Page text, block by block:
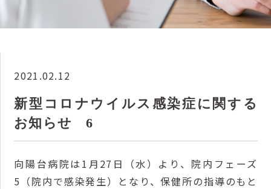
2021.02.12
新型コロナウイルス感染症に関する
お知らせ 6
向陽台病院は1月27日（水）より、院内フェーズ
5（院内で感染発生）となり、保健所の指導のもと